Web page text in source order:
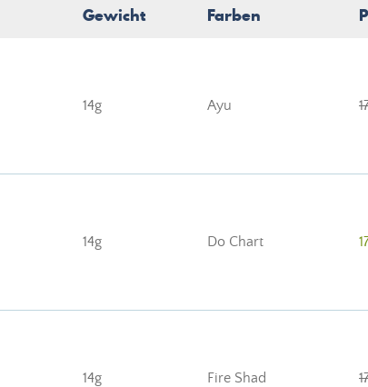
Gewicht Farben
14g Ayu
14g Do Chart
14g Fire Shad